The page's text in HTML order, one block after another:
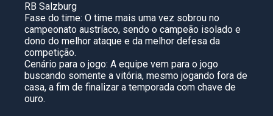
RB Salzburg
Fase do time: O time mais uma vez sobrou no
campeonato austríaco, sendo o campeão isolado e
dono do melhor ataque e da melhor defesa da
competição.
Cenário para o jogo: A equipe vem para o jogo
buscando somente a vitória, mesmo jogando fora de
casa, a fim de finalizar a temporada com chave de
ouro.